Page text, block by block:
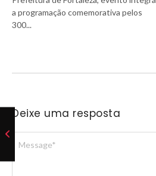
a programação comemorativa pelos
300...
Deixe uma resposta